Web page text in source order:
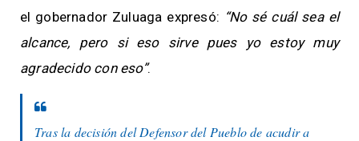
el gobernador Zuluaga expresó: “No sé cuál sea el
alcance, pero si eso sirve pues yo estoy muy
agradecido con eso”.
Tras la decisión del Defensor del Pueblo de acudir a